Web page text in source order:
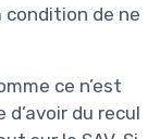
condition de ne
ce n’est
du recul